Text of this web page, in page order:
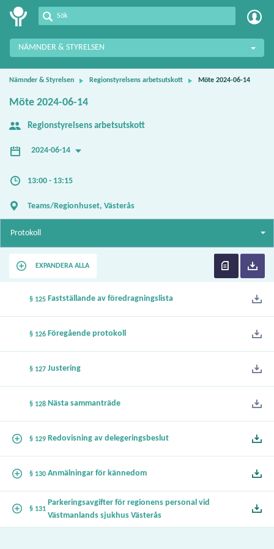
Meetings+
NÄMNDER & STYRELSEN
Nämnder & Styrelsen Regionstyrelsens arbetsutskott Möte 2024-06-14
Möte 2024-06-14
Regionstyrelsens arbetsutskott
2024-06-14
13:00 - 13:15
Teams/Regionhuset, Västerås
Protokoll
EXPANDERA ALLA
§ 125 Fastställande av föredragningslista
§ 126 Föregående protokoll
§ 127 Justering
§ 128 Nästa sammanträde
§ 129 Redovisning av delegeringsbeslut
§ 130 Anmälningar för kännedom
§ 131
Parkeringsavgifter för regionens personal vid
Västmanlands sjukhus Västerås